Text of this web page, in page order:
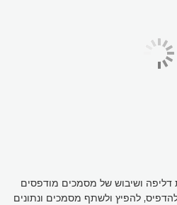
דליפה ושיבוש של מסמכים מודפסים
להפיץ ולשתף מסמכים ונתונים